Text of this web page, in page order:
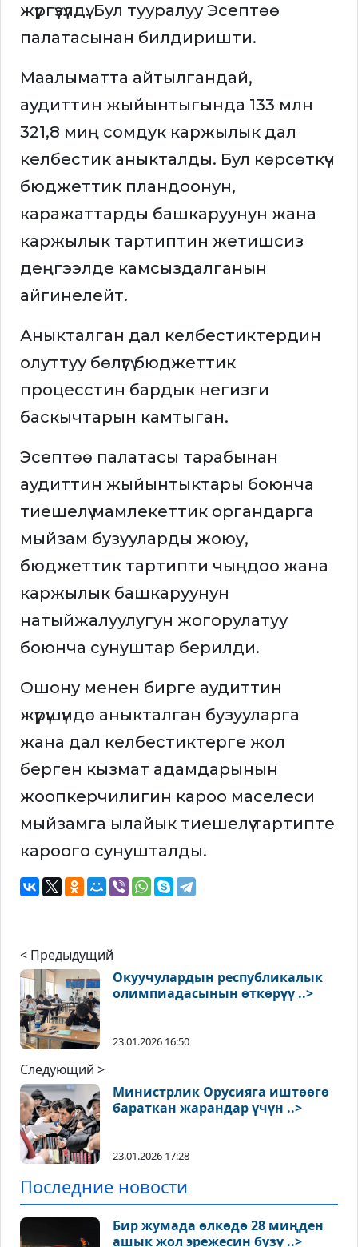
жүргүзүлдү. Бул тууралуу Эсептөө
палатасынан билдиришти.
Маалыматта айтылгандай,
аудиттин жыйынтыгында 133 млн
321,8 миң сомдук каржылык дал
келбестик аныкталды. Бул көрсөткүч
бюджеттик пландоонун,
каражаттарды башкаруунун жана
каржылык тартиптин жетишсиз
деңгээлде камсыздалганын
айгинелейт.
Аныкталган дал келбестиктердин
олуттуу бөлүгү бюджеттик
процесстин бардык негизги
баскычтарын камтыган.
Эсептөө палатасы тарабынан
аудиттин жыйынтыктары боюнча
тиешелүү мамлекеттик органдарга
мыйзам бузууларды жоюу,
бюджеттик тартипти чыңдоо жана
каржылык башкаруунун
натыйжалуулугун жогорулатуу
боюнча сунуштар берилди.
Ошону менен бирге аудиттин
жүрүшүндө аныкталган бузууларга
жана дал келбестиктерге жол
берген кызмат адамдарынын
жоопкерчилигин кароо маселеси
мыйзамга ылайык тиешелүү тартипте
кароого сунушталды.
< Предыдущий
Окуучулардын республикалык
олимпиадасынын өткөрүү ..>
23.01.2026 16:50
Следующий >
Министрлик Орусияга иштөөгө
бараткан жарандар үчүн ..>
23.01.2026 17:28
Последние новости
Бир жумада өлкөдө 28 миңден
ашык жол эрежесин бузу ..>